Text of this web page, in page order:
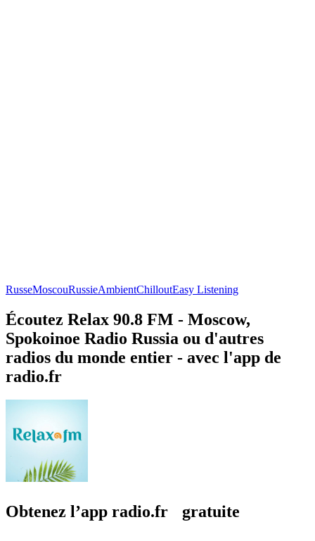
RusseMoscouRussieAmbientChilloutEasy Listening
Écoutez Relax 90.8 FM - Moscow,
Spokoinoe Radio Russia ou d'autres
radios du monde entier - avec l'app de
radio.fr
Obtenez l’app radio.fr gratuite